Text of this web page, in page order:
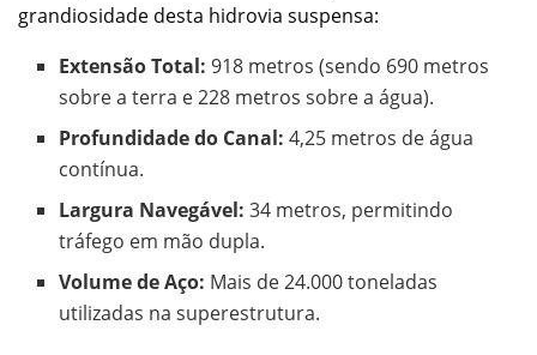
grandiosidade desta hidrovia suspensa:
Extensão Total: 918 metros (sendo 690 metros
sobre a terra e 228 metros sobre a água).
Profundidade do Canal: 4,25 metros de água
contínua.
Largura Navegável: 34 metros, permitindo
tráfego em mão dupla.
Volume de Aço: Mais de 24.000 toneladas
utilizadas na superestrutura.